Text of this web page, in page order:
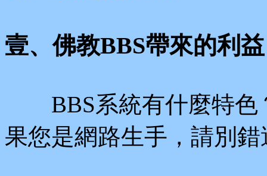
壹、佛教BBS帶來的利益
BBS系統有什麼特色
果您是網路生手，請別